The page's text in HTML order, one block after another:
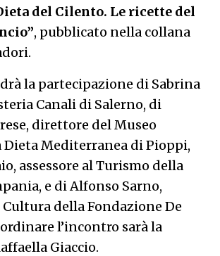
del Cilento. Le ricette del
, pubblicato nella collana
la partecipazione di Sabrina
Canali di Salerno, di
direttore del Museo
Dieta Mediterranea di Pioppi,
assessore al Turismo della
e di Alfonso Sarno,
della Fondazione De
l’incontro sarà la
Giaccio.